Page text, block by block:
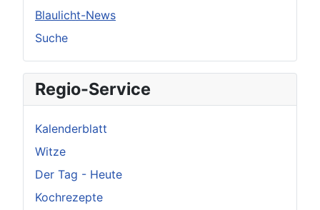
Blaulicht-News
Suche
Regio-Service
Kalenderblatt
Witze
Der Tag - Heute
Kochrezepte